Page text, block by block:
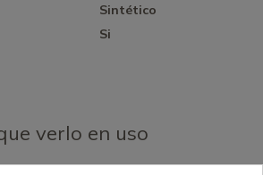
Sintético
Si
verlo en uso